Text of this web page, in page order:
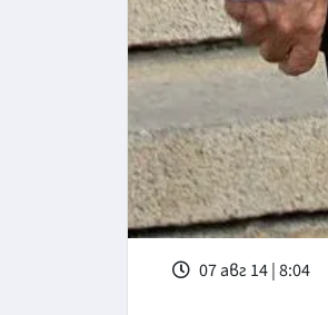
07 авг 14 | 8:04